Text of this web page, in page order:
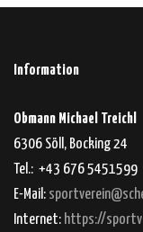
Information
Obmann Michael Treichl
6306 Söll, Bocking 24
Tel.: +43 676 5451599
E-Mail:
Internet: https://